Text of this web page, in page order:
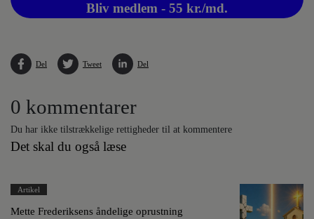
Bliv medlem - 55 kr./md.
Del Tweet Del
0 kommentarer
Du har ikke tilstrækkelige rettigheder til at kommentere
Det skal du også læse
Artikel
Mette Frederiksens åndelige oprustning